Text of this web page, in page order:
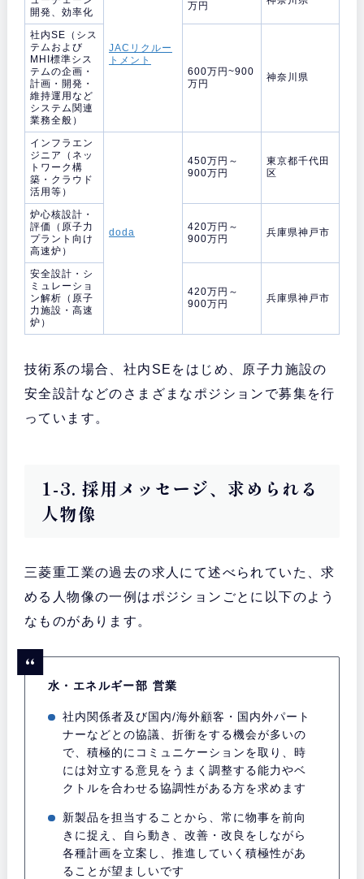
開発、効率化
JACリクルー
トメント
万円
社内SE（シス
テムおよび
MHI標準シス
テムの企画・
計画・開発・
維持運用など
システム関連
業務全般）
600万円~900
万円
神奈川県
インフラエン
ジニア（ネッ
トワーク構
築・クラウド
活用等）
doda
450万円～
900万円
東京都千代田
区
炉心核設計・
評価（原子力
プラント向け
高速炉）
420万円～
900万円
兵庫県神戸市
安全設計・シ
ミュレーショ
ン解析（原子
力施設・高速
炉）
420万円～
900万円
兵庫県神戸市
技術系の場合、社内SEをはじめ、原子力施設の
安全設計などのさまざまなポジションで募集を行
っています。
1-3. 採用メッセージ、求められる
人物像
三菱重工業の過去の求人にて述べられていた、求
める人物像の一例はポジションごとに以下のよう
なものがあります。
水・エネルギー部 営業
社内関係者及び国内/海外顧客・国内外パート
ナーなどとの協議、折衝をする機会が多いの
で、積極的にコミュニケーションを取り、時
には対立する意見をうまく調整する能力やベ
クトルを合わせる協調性がある方を求めます
新製品を担当することから、常に物事を前向
きに捉え、自ら動き、改善・改良をしながら
各種計画を立案し、推進していく積極性があ
ることが望ましいです